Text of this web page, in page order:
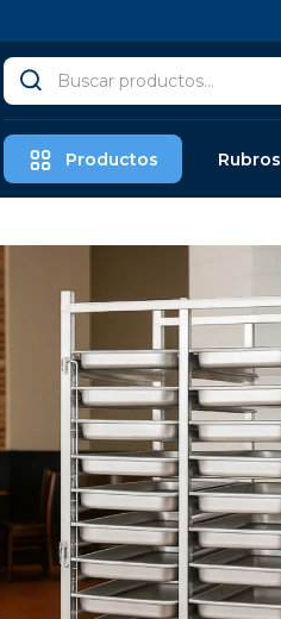
Productos Rubros